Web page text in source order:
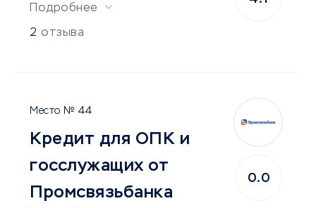
Подробнее
2 отзыва
44
Кредит для ОПК и
госслужащих от
Промсвязьбанка
0.0